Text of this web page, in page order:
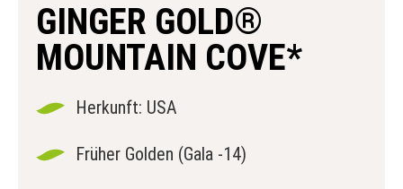
GINGER GOLD®
MOUNTAIN COVE*
Herkunft: USA
Früher Golden (Gala -14)